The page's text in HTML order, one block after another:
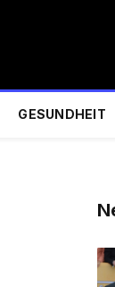
GESUNDHEIT